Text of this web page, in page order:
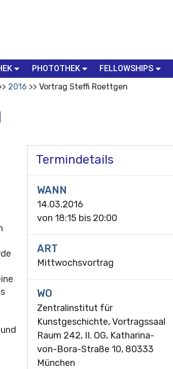
PHOTOTHEK FELLOWSHIPS
2016 Vortrag Steffi Roettgen
Termindetails
WANN
14.03.2016
von 18:15 bis 20:00
ART
Mittwochsvortrag
WO
Zentralinstitut für
Kunstgeschichte, Vortragssaal
Raum 242, II. OG, Katharina-
von-Bora-Straße 10, 80333
München